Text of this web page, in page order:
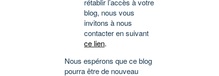
rétablir l’accès à votre
blog, nous vous
invitons à nous
contacter en suivant
ce lien.
Nous espérons que ce blog
pourra être de nouveau